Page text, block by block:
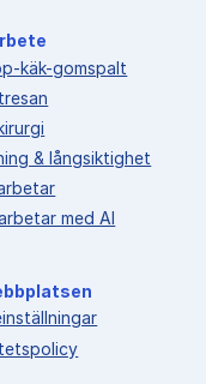
käk-gomspalt
& långsiktighet
med AI